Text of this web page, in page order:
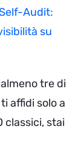
Audit:
su
tre di
affidi solo a
classici, stai